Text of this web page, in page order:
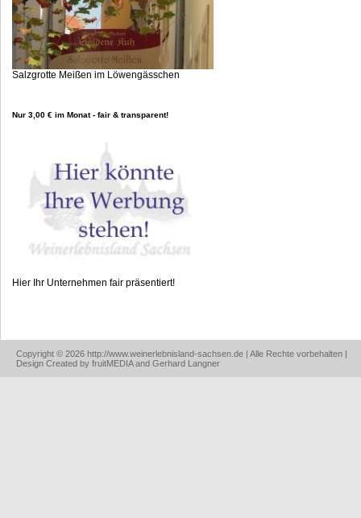
Salzgrotte Meißen im Löwengässchen
Nur 3,00 € im Monat - fair & transparent!
Hier Ihr Unternehmen fair präsentiert!
Copyright © 2026 http://www.weinerlebnisland-sachsen.de | Alle Rechte vorbehalten |
Design Created by fruitMEDIA and Gerhard Langner